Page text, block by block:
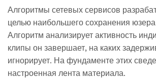
Алгоритмы сетевых сервисов
целью наибольшего сохранения
Алгоритм анализирует активность
клипы он завершает, на каких
игнорирует. На фундаменте этих
настроенная лента материала.